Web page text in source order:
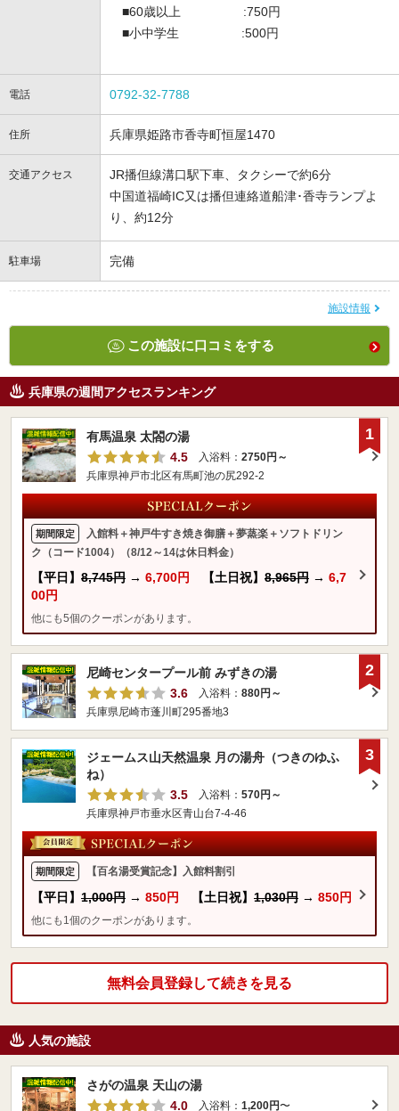
■60歳以上 :750円
■小中学生 :500円
電話 0792-32-7788
住所 兵庫県姫路市香寺町恒屋1470
交通アクセス
JR播但線溝口駅下車、タクシーで約6分
中国道福崎IC又は播但連絡道船津･香寺ランプよ
り、約12分
駐車場 完備
施設情報
この施設に口コミをする
兵庫県の週間アクセスランキング
有馬温泉 太閤の湯
4.5
入浴料： 2750円～
兵庫県神戸市北区有馬町池の尻292-2
期間限定
入館料＋神戸牛すき焼き御膳＋夢蒸楽＋ソフトドリン
ク（コード1004）（8/12～14は休日料金）
【平日】 8,745円 → 6,700円 【土日祝】 8,965円 → 6,7
00円
他にも5個のクーポンがあります。
1
尼崎センタープール前 みずきの湯
3.6
入浴料： 880円～
兵庫県尼崎市蓬川町295番地3
2
ジェームス山天然温泉 月の湯舟（つきのゆふ
ね）
3.5
入浴料： 570円～
兵庫県神戸市垂水区青山台7-4-46
期間限定 【百名湯受賞記念】入館料割引
【平日】 1,000円 → 850円 【土日祝】 1,030円 → 850円
他にも1個のクーポンがあります。
3
無料会員登録して続きを見る
人気の施設
さがの温泉 天山の湯
4.0
入浴料： 1,200円〜